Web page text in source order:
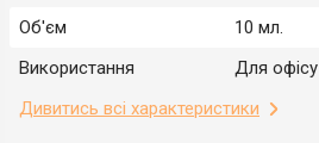
Об'єм
10 мл.
Використання
Для офісу
Дивитись всі характеристики